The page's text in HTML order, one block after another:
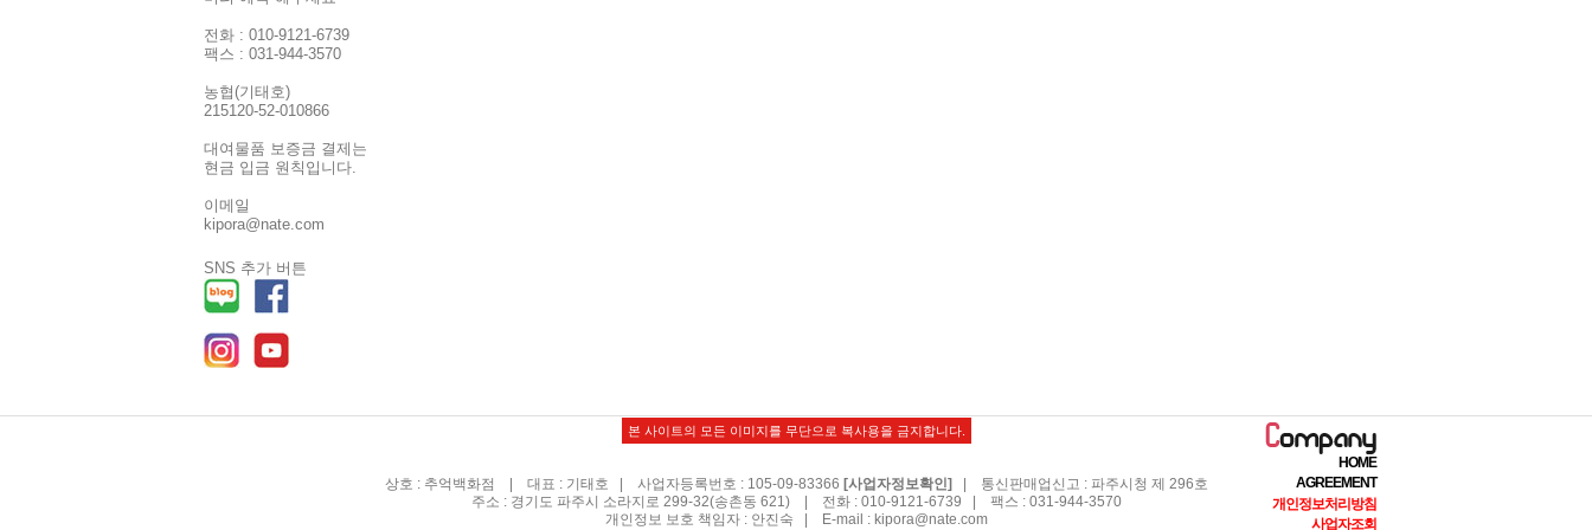
전화 : 010-9121-6739
팩스 : 031-944-3570
농협(기태호)
215120-52-010866
대여물품 보증금 결제는
현금 입금 원칙입니다.
이메일
kipora@nate.com
SNS 추가 버튼
본 사이트의 모든 이미지를 무단으로 복사용을 금지합니다.
HOME
AGREEMENT
개인정보처리방침
사업자조회
상호 : 추억백화점 | 대표 : 기태호 | 사업자등록번호 : 105-09-83366 [사업자정보확인]
| 통신판매업신고 : 파주시청 제 296호
주소 : 경기도 파주시 소라지로 299-32(송촌동 621) | 전화 : 010-9121-6739 | 팩스 : 031-944-3570
개인정보 보호 책임자 : 안진숙 | E-mail : kipora@nate.com